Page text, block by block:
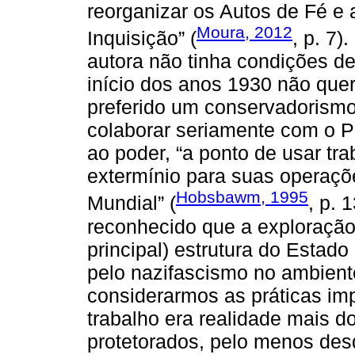
reorganizar os Autos de Fé
Inquisição” (Moura, 2012, p.
autora não tinha condições
início dos anos 1930 não
preferido um
colaborar seriamente com o
ao poder, “a ponto de usar
extermínio para suas
Mundial” (Hobsbawm, 1995, p.
reconhecido que a
principal) estrutura do
pelo nazifascismo no
considerarmos as práticas
trabalho era realidade mais
protetorados, pelo menos